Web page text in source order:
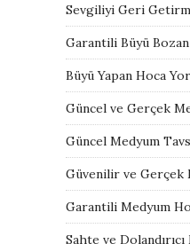
Sevgiliyi Geri
Garantili Büyü
Büyü Yapan Hoca
Güncel ve Gerçek
Güncel Medyum
Güvenilir ve Gerçek
Garantili Medyum
Sahte ve